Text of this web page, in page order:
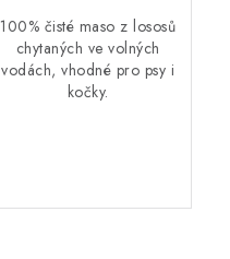
100% čisté maso z lososů
chytaných ve volných
vodách, vhodné pro psy i
kočky.